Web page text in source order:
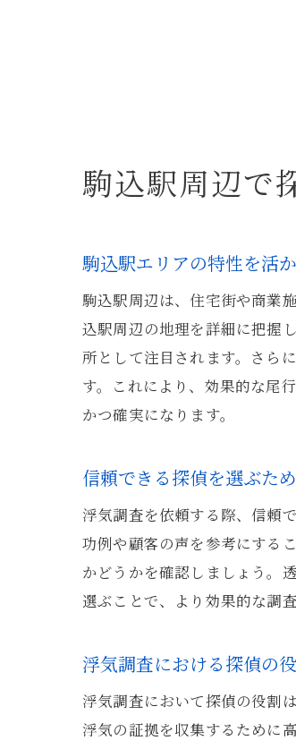
駒込駅周辺で
駒込駅エリアの特性を活
駒込駅周辺は、住宅街や商業
込駅周辺の地理を詳細に把握
所として注目されます。さら
す。これにより、効果的な尾
かつ確実になります。
信頼できる探偵を選ぶた
浮気調査を依頼する際、信頼
功例や顧客の声を参考にする
かどうかを確認しましょう。
選ぶことで、より効果的な調
浮気調査における探偵の
浮気調査において探偵の役割
浮気の証拠を収集するために